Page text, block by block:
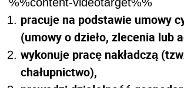
pracuje na podstawie umowy
(umowy o dzieło, zlecenia lub
wykonuje pracę nakładczą
chałupnictwo),